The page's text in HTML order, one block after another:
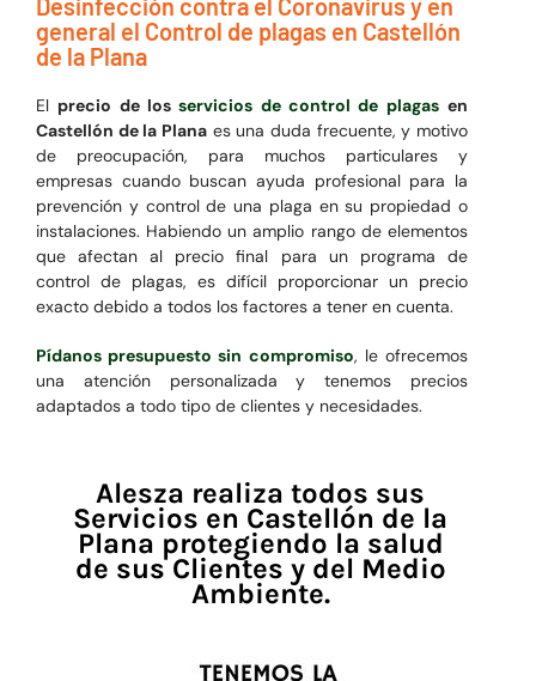
Desinfección contra el Coronavirus y en
general el Control de plagas en Castellón
de la Plana
El precio de losservicios de control de plagas en
Castellón de la Planaes una duda frecuente, y motivo
de preocupación, para muchos particulares y
empresas cuando buscan ayuda profesional para la
prevención y control de una plaga en su propiedad o
instalaciones. Habiendo un amplio rango de elementos
que afectan al precio final para un programa de
control de plagas, es difícil proporcionar un precio
exacto debido a todos los factores a tener en cuenta.
Pídanos presupuesto sin compromiso, le ofrecemos
una atención personalizada y tenemos precios
adaptados a todo tipo de clientes y necesidades.
Alesza realiza todos sus
Servicios en Castellón de la
Plana protegiendo la salud
de sus Clientes y del Medio
Ambiente.